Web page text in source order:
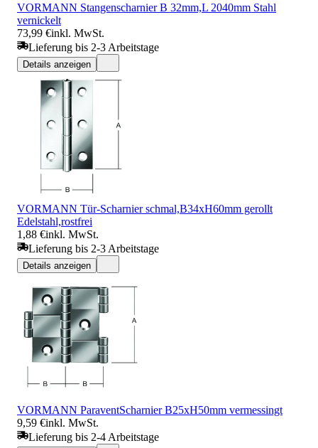
VORMANN Stangenscharnier B 32mm,L 2040mm Stahl
vernickelt
73,99 €inkl. MwSt.
Lieferung bis 2-3 Arbeitstage
Details anzeigen
VORMANN Tür-Scharnier schmal,B34xH60mm gerollt
Edelstahl,rostfrei
1,88 €inkl. MwSt.
Lieferung bis 2-3 Arbeitstage
Details anzeigen
VORMANN ParaventScharnier B25xH50mm vermessingt
9,59 €inkl. MwSt.
Lieferung bis 2-4 Arbeitstage